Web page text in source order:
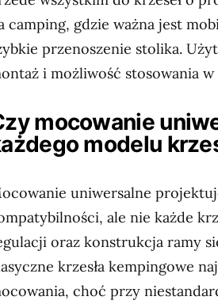
camping, gdzie ważna jest
przenoszenie stolika.
i możliwość stosowania
mocowanie
modelu
uniwersalne
ale nie każde
oraz konstrukcja ramy
krzesła kempingowe
choć przy